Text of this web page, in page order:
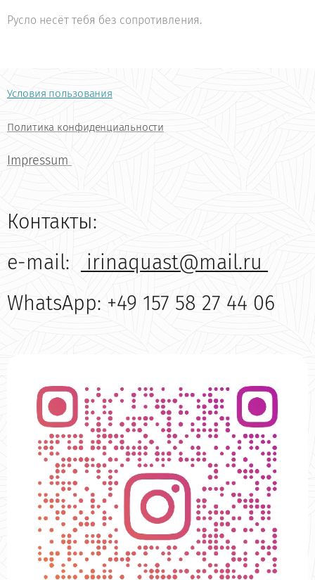
Русло несёт тебя без сопротивления.
Условия пользования
Политика конфиденциальности
Impressum
Контакты:
e-mail:
irinaquast@mail.ru
WhatsApp: +49 157 58 27 44 06